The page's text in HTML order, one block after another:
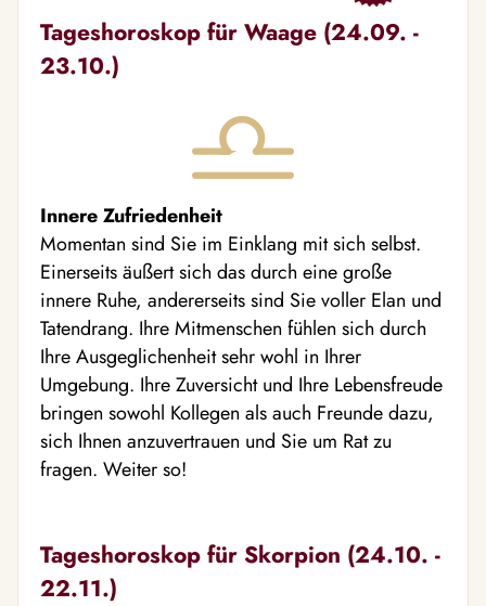
Tageshoroskop für Waage (24.09. -
23.10.)
Innere Zufriedenheit
Momentan sind Sie im Einklang mit sich selbst.
Einerseits äußert sich das durch eine große
innere Ruhe, andererseits sind Sie voller Elan und
Tatendrang. Ihre Mitmenschen fühlen sich durch
Ihre Ausgeglichenheit sehr wohl in Ihrer
Umgebung. Ihre Zuversicht und Ihre Lebensfreude
bringen sowohl Kollegen als auch Freunde dazu,
sich Ihnen anzuvertrauen und Sie um Rat zu
fragen. Weiter so!
Tageshoroskop für Skorpion (24.10. -
22.11.)